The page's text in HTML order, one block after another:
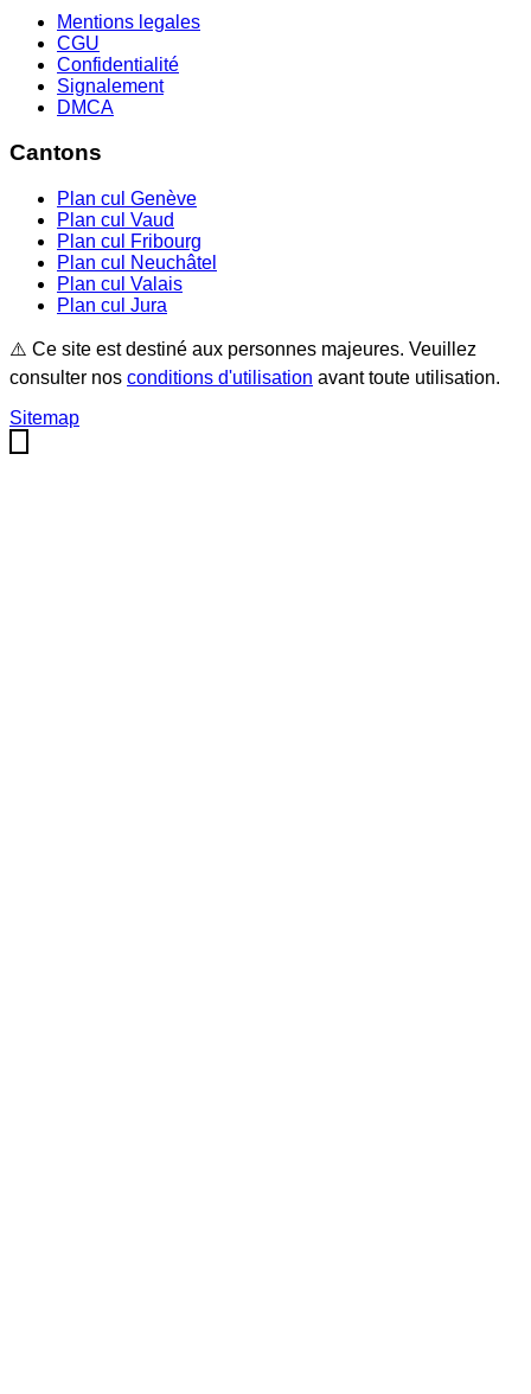
Mentions legales
CGU
Confidentialité
Signalement
DMCA
Cantons
Plan cul Genève
Plan cul Vaud
Plan cul
Fribourg
Plan cul
Neuchâtel
Plan cul Valais
Plan cul Jura
⚠️ Ce site est destiné aux personnes majeures. Veuillez
consulter nos conditions d'utilisation avant toute utilisation.
Sitemap